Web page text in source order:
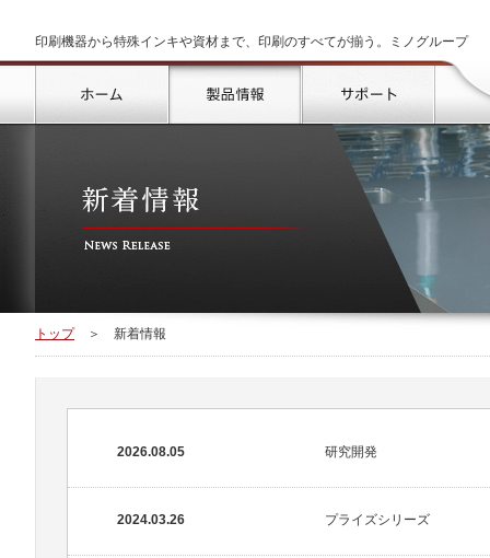
印刷機器から特殊インキや資材まで、印刷のすべてが揃う。ミノグループ
トップ
製品情報 サポート
トップ ＞ 新着情報
2026.08.05 研究開発
2024.03.26 プライズシリーズ